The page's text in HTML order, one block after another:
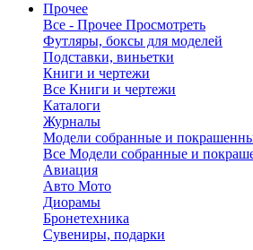
Прочее
Все - Прочее Просмотреть
Футляры, боксы для моделей
Подставки, виньетки
Книги и чертежи
Все Книги и чертежи
Каталоги
Журналы
Модели собранные и
Все Модели собранные и
Авиация
Авто Мото
Диорамы
Бронетехника
Сувениры, подарки